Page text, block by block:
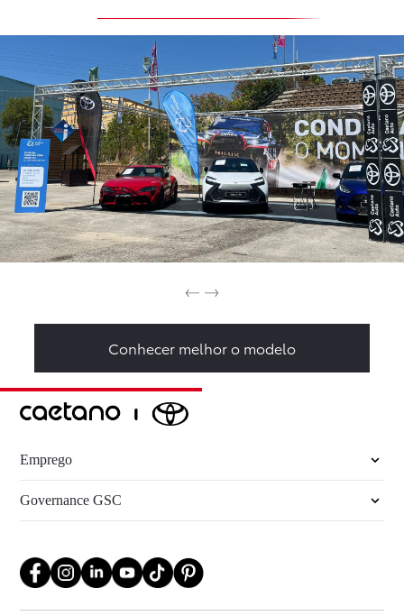
Conhecer melhor o modelo
Emprego
Governance GSC